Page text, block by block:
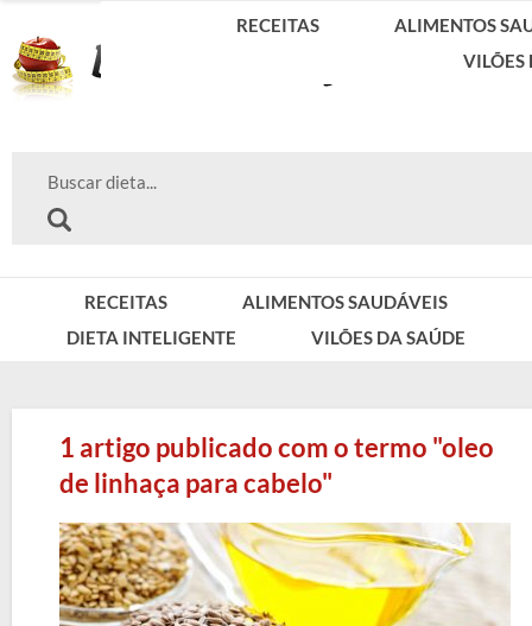
RECEITAS
ALIMENTOS SAUDÁVEIS
DIETA INTELIGENTE
VILÕES DA SAÚDE
RECEITAS
ALIMENTOS
VILÕES
1 artigo publicado com o termo "oleo
de linhaça para cabelo"